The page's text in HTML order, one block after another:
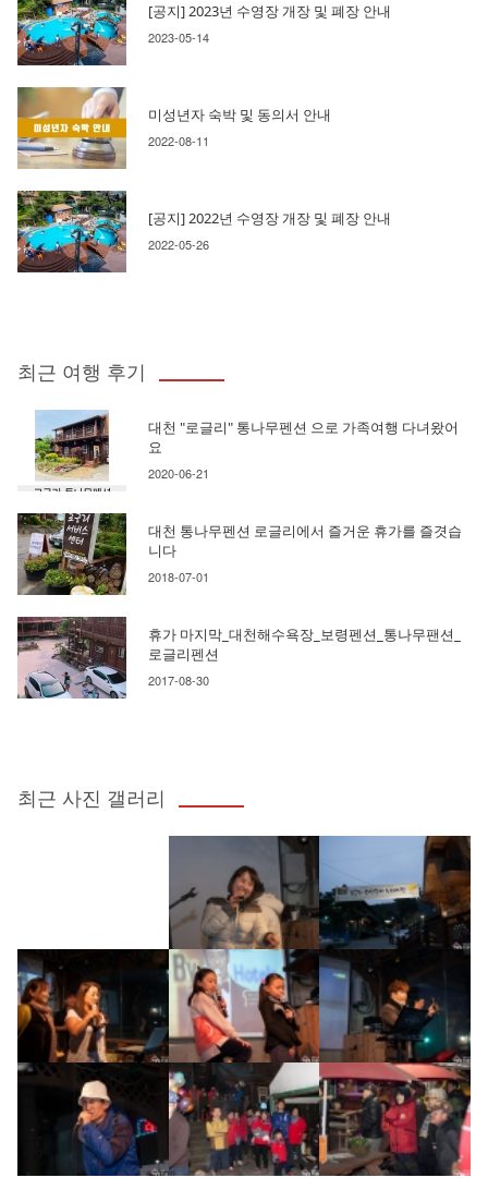
[공지] 2023년 수영장 개장 및 폐장 안내
2023-05-14
미성년자 숙박 및 동의서 안내
2022-08-11
[공지] 2022년 수영장 개장 및 폐장 안내
2022-05-26
최근 여행 후기
대천 "로글리" 통나무펜션 으로 가족여행 다녀왔어
요
2020-06-21
대천 통나무펜션 로글리에서 즐거운 휴가를 즐겻습
니다
2018-07-01
휴가 마지막_대천해수욕장_보령펜션_통나무팬션_
로글리펜션
2017-08-30
최근 사진 갤러리